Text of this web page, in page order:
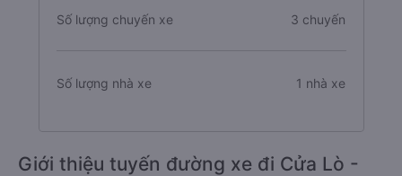
Số lượng chuyến xe 3 chuyến
Số lượng nhà xe 1 nhà xe
Giới thiệu tuyến đường xe đi Cửa Lò -